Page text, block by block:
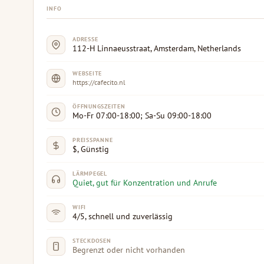
INFO
ADRESSE
112-H Linnaeusstraat, Amsterdam, Netherlands
WEBSEITE
https://cafecito.nl
ÖFFNUNGSZEITEN
Mo-Fr 07:00-18:00; Sa-Su 09:00-18:00
PREISSPANNE
$, Günstig
LÄRMPEGEL
Quiet, gut für Konzentration und Anrufe
WIFI
4/5, schnell und zuverlässig
STECKDOSEN
Begrenzt oder nicht vorhanden